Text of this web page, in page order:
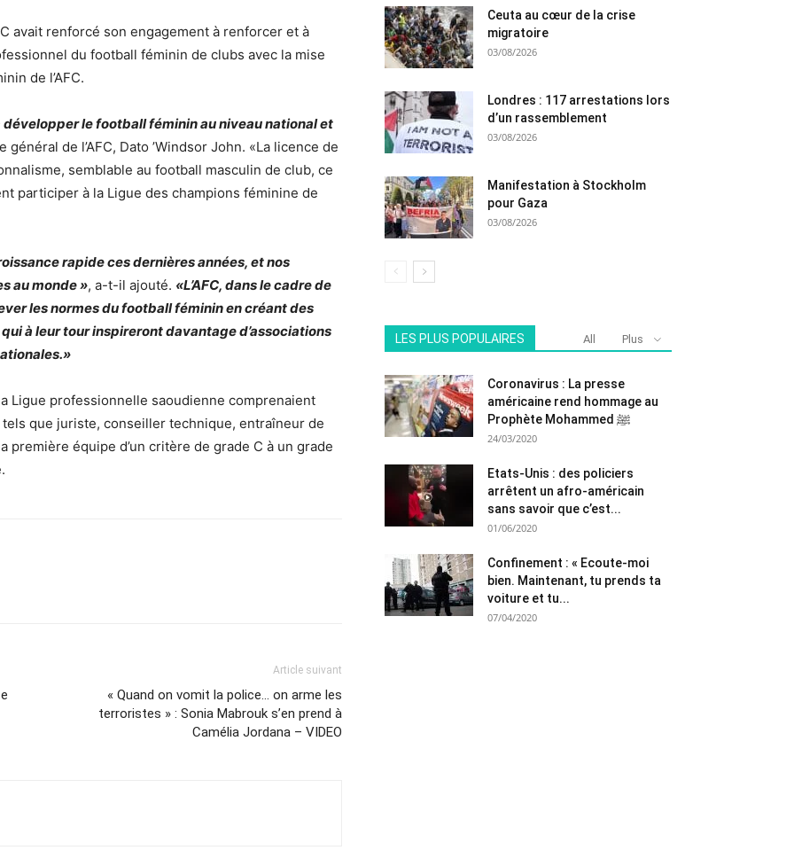
avait renforcé son engagement à renforcer et à
du football féminin de clubs avec la mise
de l’AFC.
développer le football féminin au niveau national et
de l’AFC, Dato ’Windsor John. «La licence de
semblable au football masculin de club, ce
participer à la Ligue des champions féminine de
rapide ces dernières années, et nos
au monde », a-t-il ajouté. «L’AFC, dans le cadre de
les normes du football féminin en créant des
à leur tour inspireront davantage d’associations
Ligue professionnelle saoudienne comprenaient
que juriste, conseiller technique, entraîneur de
équipe d’un critère de grade C à un grade
Article suivant
« Quand on vomit la police… on arme les
terroristes » : Sonia Mabrouk s’en prend à
Camélia Jordana – VIDEO
Ceuta au cœur de la crise
migratoire
03/08/2026
Londres : 117 arrestations lors
d’un rassemblement
03/08/2026
Manifestation à Stockholm
pour Gaza
03/08/2026
LES PLUS POPULAIRES All Plus
Coronavirus : La presse
américaine rend hommage au
Prophète Mohammed ﷺ
24/03/2020
Etats-Unis : des policiers
arrêtent un afro-américain
sans savoir que c’est...
01/06/2020
Confinement : « Ecoute-moi
bien. Maintenant, tu prends ta
voiture et tu...
07/04/2020